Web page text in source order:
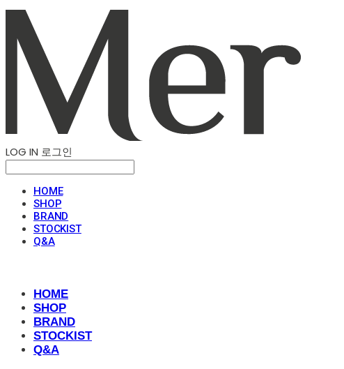
LOG IN 로그인
HOME
SHOP
BRAND
STOCKIST
Q&A
HOME
SHOP
BRAND
STOCKIST
Q&A